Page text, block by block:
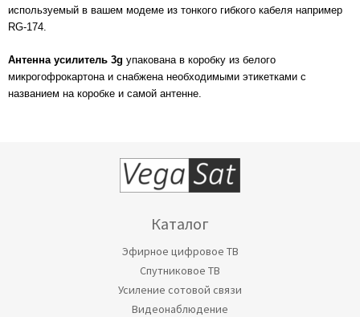
используемый в вашем модеме из тонкого гибкого кабеля например
RG-174.
Антенна усилитель 3g упакована в коробку из белого
микрогофрокартона и снабжена необходимыми этикетками с
названием на коробке и самой антенне.
Каталог
Эфирное цифровое ТВ
Спутниковое ТВ
Усиление сотовой связи
Видеонаблюдение